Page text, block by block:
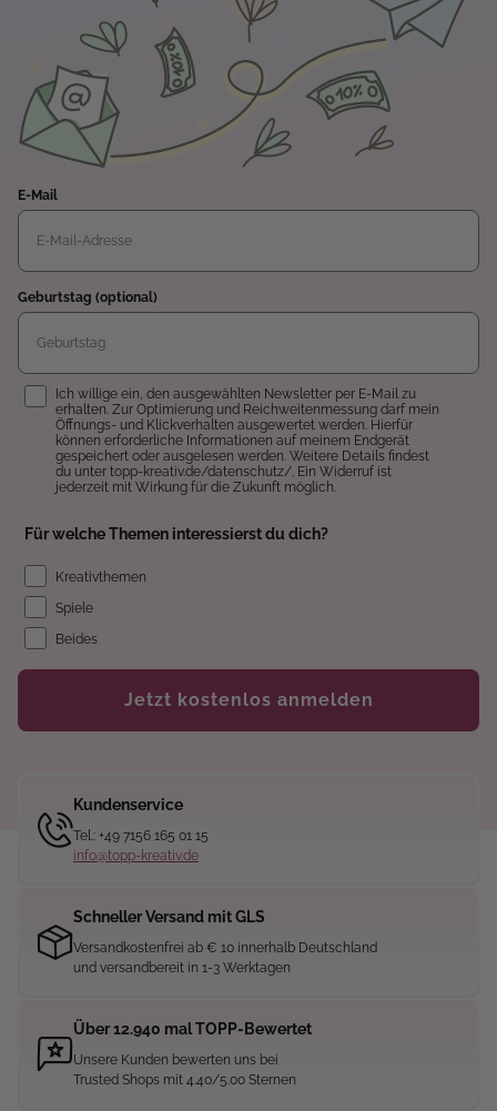
E-Mail
Geburtstag (optional)
Einwilligung
Ich willige ein, den ausgewählten Newsletter per E-Mail zu
erhalten. Zur Optimierung und Reichweitenmessung darf mein
Öffnungs- und Klickverhalten ausgewertet werden. Hierfür
können erforderliche Informationen auf meinem Endgerät
gespeichert oder ausgelesen werden. Weitere Details findest
du unter topp-kreativ.de/datenschutz/. Ein Widerruf ist
jederzeit mit Wirkung für die Zukunft möglich.
Für welche Themen interessierst du dich?
Kreativthemen
Spiele
Beides
Jetzt kostenlos anmelden
Kundenservice
Tel.: +49 7156 165 01 15
info@topp-kreativ.de
Schneller Versand mit GLS
Versandkostenfrei ab € 10 innerhalb Deutschland
und versandbereit in 1-3 Werktagen
Über 12.940 mal TOPP-Bewertet
Unsere Kunden bewerten uns bei
Trusted Shops mit 4.40/5.00 Sternen